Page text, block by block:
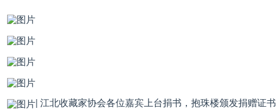
| 江北收藏家协会各位嘉宾上台捐书，抱珠楼颁发捐赠证书